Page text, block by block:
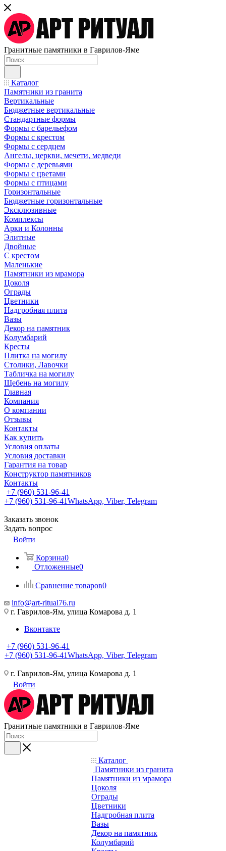
Гранитные памятники в Гаврилов-Яме
Каталог
Памятники из гранита
Вертикальные
Бюджетные вертикальные
Стандартные формы
Формы с барельефом
Формы с крестом
Формы с сердцем
Ангелы, церкви, мечети, медведи
Формы с деревьями
Формы с цветами
Формы с птицами
Горизонтальные
Бюджетные горизонтальные
Эксклюзивные
Комплексы
Арки и Колонны
Элитные
Двойные
С крестом
Маленькие
Памятники из мрамора
Цоколя
Ограды
Цветники
Надгробная плита
Вазы
Декор на памятник
Колумбарий
Кресты
Плитка на могилу
Столики, Лавочки
Табличка на могилу
Щебень на могилу
Главная
Компания
О компании
Отзывы
Контакты
Как купить
Условия оплаты
Условия доставки
Гарантия на товар
Конструктор памятников
Контакты
+7 (960) 531-96-41
+7 (960) 531-96-41WhatsApp, Viber, Telegram
Заказать звонок
Задать вопрос
Войти
Корзина0
Отложенные0
Сравнение товаров0
info@art-ritual76.ru
г. Гаврилов-Ям, улица Комарова д. 1
Вконтакте
+7 (960) 531-96-41
+7 (960) 531-96-41WhatsApp, Viber, Telegram
г. Гаврилов-Ям, улица Комарова д. 1
Войти
Гранитные памятники в Гаврилов-Яме
Каталог
Памятники из гранита
Памятники из мрамора
Цоколя
Ограды
Цветники
Надгробная плита
Вазы
Декор на памятник
Колумбарий